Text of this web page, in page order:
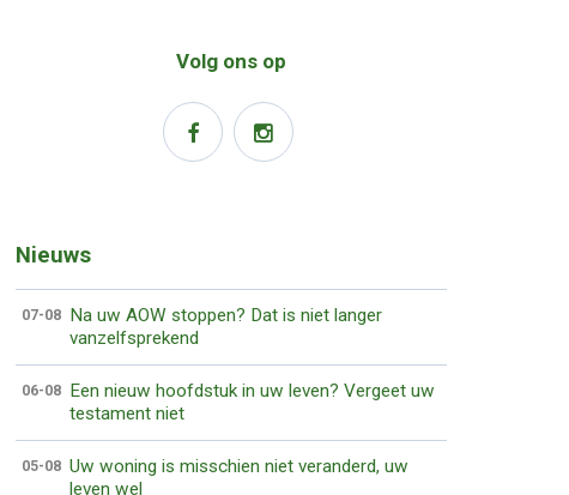
Volg ons op
Nieuws
07-08 Na uw AOW stoppen? Dat is niet langer
vanzelfsprekend
06-08 Een nieuw hoofdstuk in uw leven? Vergeet uw
testament niet
05-08 Uw woning is misschien niet veranderd, uw
leven wel